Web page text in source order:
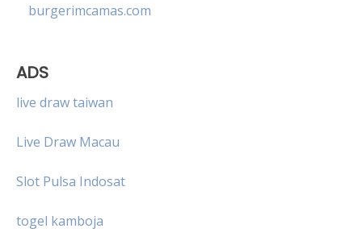
burgerimcamas.com
ADS
live draw taiwan
Live Draw Macau
Slot Pulsa Indosat
togel kamboja